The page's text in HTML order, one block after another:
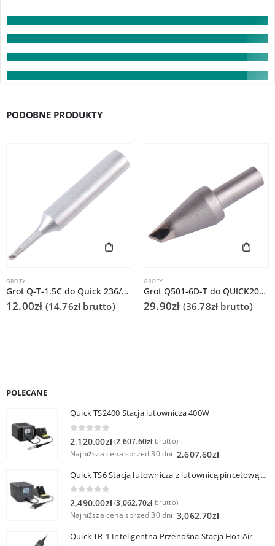
PODOBNE PRODUKTY
GROTY
Grot Q-T-1.5C do Quick 236/706/936A/3104/3102/TS1100
12.00zł (14.76zł brutto)
GROTY
Grot Q501-6D-T do QUICK206D
29.90zł (36.78zł brutto)
POLECANE
Quick TS2400 Stacja lutownicza 400W
2,120.00zł (2,607.60złbrutto)
Najniższa cena sprzed 30 dni: 2,607.60zł.
Quick TS6 Stacja lutownicza z lutownicą pincetową 60W
0 out of 5
2,490.00zł (3,062.70złbrutto)
Najniższa cena sprzed 30 dni: 3,062.70zł.
Quick TR-1 Inteligentna Przenośna Stacja Hot-Air